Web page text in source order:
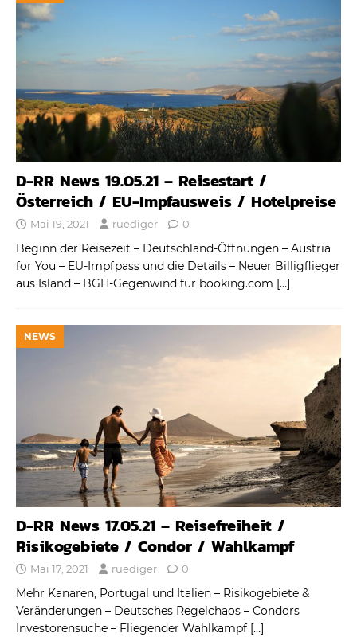
D-RR News 19.05.21 – Reisestart /
Österreich / EU-Impfausweis / Hotelpreise
Mai 19, 2021 ruediger 0
Beginn der Reisezeit – Deutschland-Öffnungen – Austria
for You – EU-Impfpass und die Details – Neuer Billigflieger
aus Island – BGH-Gegenwind für booking.com […]
NEWS
D-RR News 17.05.21 – Reisefreiheit /
Risikogebiete / Condor / Wahlkampf
Mai 17, 2021 ruediger 0
Mehr Kanaren, Portugal und Italien – Risikogebiete &
Veränderungen – Deutsches Regelchaos – Condors
Investorensuche – Fliegender Wahlkampf […]